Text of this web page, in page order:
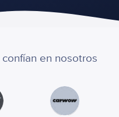
en nosotros